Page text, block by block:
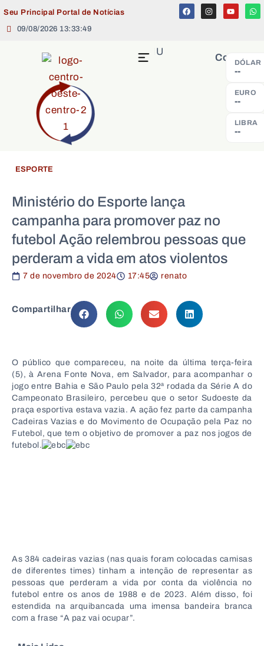
Seu Principal Portal de Notícias
09/08/2026 13:33:49
Cotação
DÓLAR
--
EURO
--
LIBRA
--
MENU
ESPORTE
Ministério do Esporte lança
campanha para promover paz no
futebol Ação relembrou pessoas que
perderam a vida em atos violentos
7 de novembro de 2024 17:45 renato
Compartilhar
O público que compareceu, na noite da última terça-feira
(5), à Arena Fonte Nova, em Salvador, para acompanhar o
jogo entre Bahia e São Paulo pela 32ª rodada da Série A do
Campeonato Brasileiro, percebeu que o setor Sudoeste da
praça esportiva estava vazia. A ação fez parte da campanha
Cadeiras Vazias e do Movimento de Ocupação pela Paz no
Futebol, que tem o objetivo de promover a paz nos jogos de
futebol.
As 384 cadeiras vazias (nas quais foram colocadas camisas
de diferentes times) tinham a intenção de representar as
pessoas que perderam a vida por conta da violência no
futebol entre os anos de 1988 e de 2023. Além disso, foi
estendida na arquibancada uma imensa bandeira branca
com a frase “A paz vai ocupar”.